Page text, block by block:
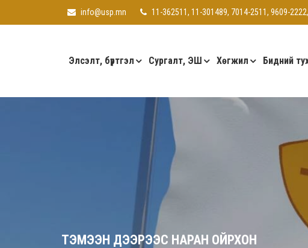
info@usp.mn 11-362511, 11-301489, 7014-2511, 9609-
Элсэлт, бүртгэл Сургалт, ЭШ Хөгжил Бидний
ТЭМЭЭН ДЭЭРЭЭС НАРАН ОЙРХОН